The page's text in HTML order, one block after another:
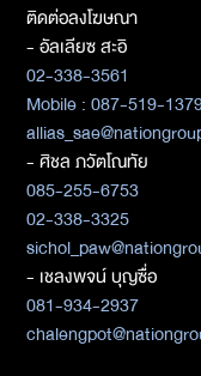
ติดต่อลงโฆษณา
- อัลเลียซ สะอิ
02-338-3561
Mobile : 087-519-
- ศิชล ภวัตโณทัย
085-255-6753
02-338-3325
- เชลงพจน์ บุญซื่อ
081-934-2937